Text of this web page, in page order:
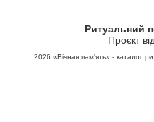
Ритуальний
Проєкт
2026 «Вічная пам'ять» - каталог